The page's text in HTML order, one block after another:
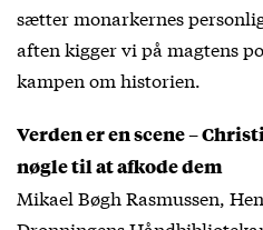
sætter monarkernes
aften kigger vi på magtens
kampen om historien.
Verden er en scene –
nøgle til at afkode dem
Mikael Bøgh Rasmussen,